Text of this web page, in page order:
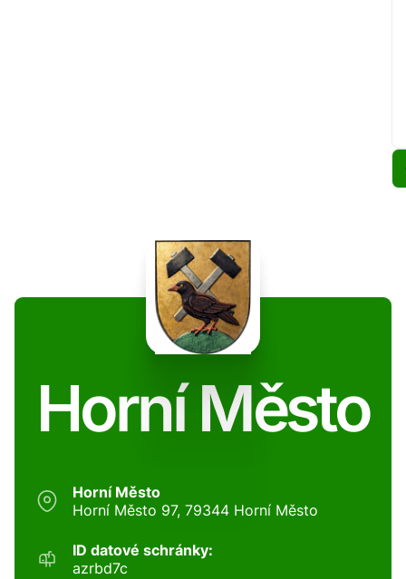
Horní Město
Horní Město
Horní Město 97, 79344 Horní Město
ID datové schránky:
azrbd7c